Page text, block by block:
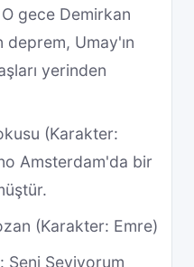
gece Demirkan
deprem, Umay'ın
yerinden
(Karakter:
Amsterdam'da bir
(Karakter: Emre)
Seni Seviyorum